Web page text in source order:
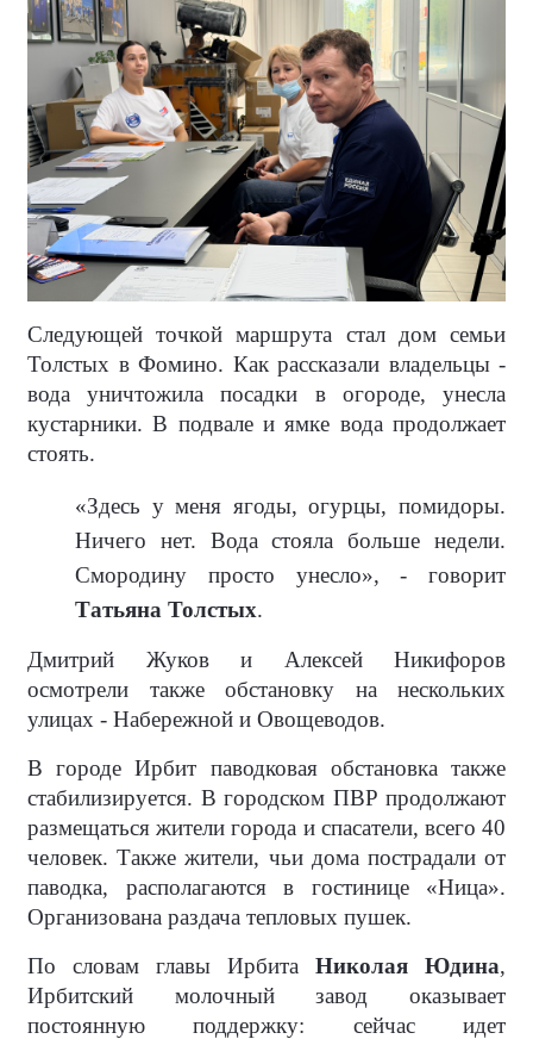
Следующей точкой маршрута стал дом семьи
Толстых в Фомино. Как рассказали владельцы -
вода уничтожила посадки в огороде, унесла
кустарники. В подвале и ямке вода продолжает
стоять.
«Здесь у меня ягоды, огурцы, помидоры.
Ничего нет. Вода стояла больше недели.
Смородину просто унесло», - говорит
Татьяна Толстых.
Дмитрий Жуков и Алексей Никифоров
осмотрели также обстановку на нескольких
улицах - Набережной и Овощеводов.
В городе Ирбит паводковая обстановка также
стабилизируется. В городском ПВР продолжают
размещаться жители города и спасатели, всего 40
человек. Также жители, чьи дома пострадали от
паводка, располагаются в гостинице «Ница».
Организована раздача тепловых пушек.
По словам главы Ирбита Николая Юдина,
Ирбитский молочный завод оказывает
постоянную поддержку: сейчас идет